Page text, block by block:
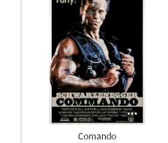
Comando